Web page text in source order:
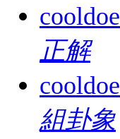
cooldoe
正解
cooldoe
組卦象